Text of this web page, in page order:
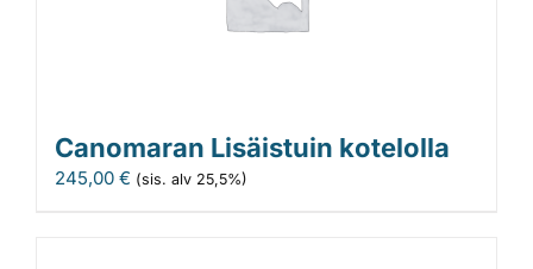
Canomaran Lisäistuin kotelolla
245,00 € (sis. alv 25,5%)